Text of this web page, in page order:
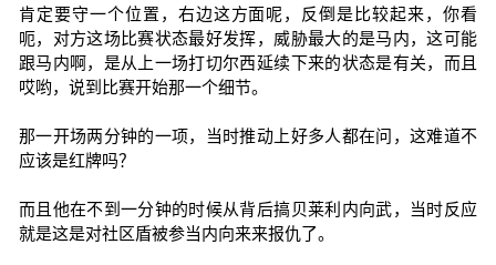
肯定要守一个位置，右边这方面呢，反倒是比较起来，你看
呃，对方这场比赛状态最好发挥，威胁最大的是马内，这可能
跟马内啊，是从上一场打切尔西延续下来的状态是有关，而且
哎哟，说到比赛开始那一个细节。
那一开场两分钟的一项，当时推动上好多人都在问，这难道不
应该是红牌吗？
而且他在不到一分钟的时候从背后搞贝莱利内向武，当时反应
就是这是对社区盾被参当内向来来报仇了。